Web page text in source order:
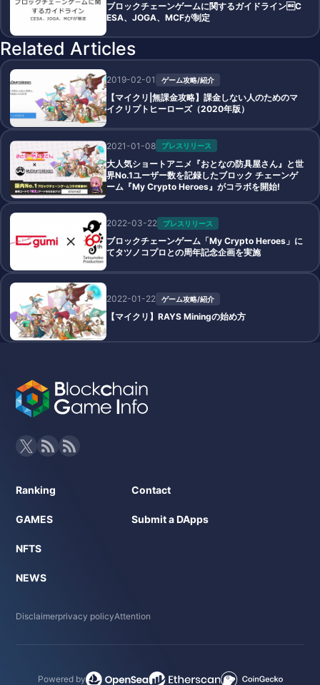
ブロックチェーンゲームに関するガイドラインC
ESA、JOGA、MCFが制定
Related Articles
2019-02-01 ゲーム攻略/紹介
【マイクリ|無課金攻略】課金しない人のためのマ
イクリプトヒーローズ（2020年版）
2021-01-08 プレスリリース
大人気ショートアニメ『おとなの防具屋さん』と世
界No.1ユーザー数を記録したブロック チェーンゲ
ーム『My Crypto Heroes』がコラボを開始!
2022-03-22 プレスリリース
ブロックチェーンゲーム「My Crypto Heroes」に
てタツノコプロとの周年記念企画を実施
2022-01-22 ゲーム攻略/紹介
【マイクリ】RAYS Miningの始め方
Ranking
GAMES
NFTS
NEWS
Contact
Submit a DApps
Disclaimerprivacy policyAttention
Powered by